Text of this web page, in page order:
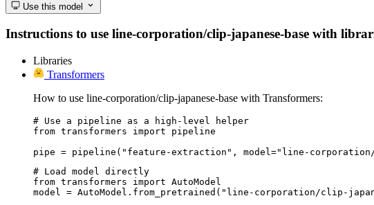
Use this model
Instructions to use line-corporation/clip-japanese-base with
Libraries
Transformers
How to use line-corporation/clip-japanese-base with Transformers:
# Use a pipeline as a high-level helper
from transformers import pipeline
pipe = pipeline("feature-extraction", model="line-corporation/
# Load model directly
from transformers import AutoModel
model = AutoModel.from_pretrained("line-corporation/clip-